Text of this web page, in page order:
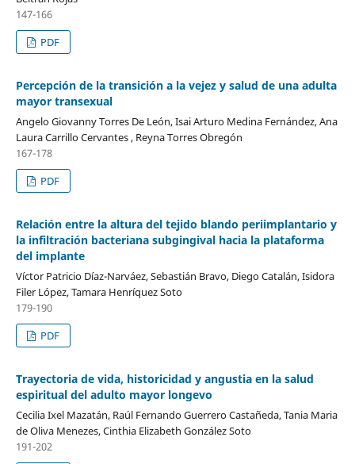
147-166
PDF
Percepción de la transición a la vejez y salud de una adulta
mayor transexual
Angelo Giovanny Torres De León, Isai Arturo Medina Fernández, Ana
Laura Carrillo Cervantes , Reyna Torres Obregón
167-178
PDF
Relación entre la altura del tejido blando periimplantario y
la infiltración bacteriana subgingival hacia la plataforma
del implante
Víctor Patricio Díaz-Narváez, Sebastián Bravo, Diego Catalán, Isidora
Filer López, Tamara Henríquez Soto
179-190
PDF
Trayectoria de vida, historicidad y angustia en la salud
espiritual del adulto mayor longevo
Cecilia Ixel Mazatán, Raúl Fernando Guerrero Castañeda, Tania Maria
de Oliva Menezes, Cinthia Elizabeth González Soto
191-202